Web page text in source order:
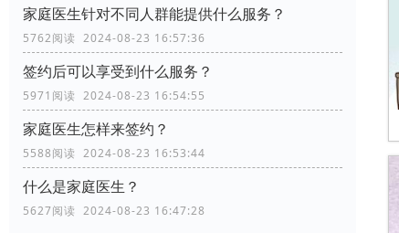
家庭医生针对不同人群能提供什么服务？
5762阅读 2024-08-23 16:57:36
签约后可以享受到什么服务？
5971阅读 2024-08-23 16:54:55
家庭医生怎样来签约？
5588阅读 2024-08-23 16:53:44
什么是家庭医生？
5627阅读 2024-08-23 16:47:28